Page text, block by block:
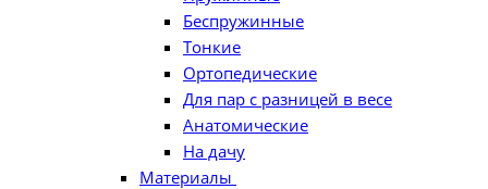
Беспружинные
Тонкие
Ортопедические
Для пар с разницей в весе
Анатомические
На дачу
Материалы